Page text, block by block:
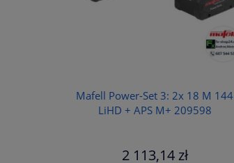
Mafell Power-Set 3: 2x 18 M 144
LiHD + APS M+ 209598
2 113,14 zł